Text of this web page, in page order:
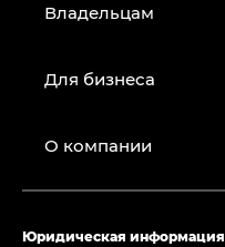
Владельцам
Для бизнеса
О компании
Юридическая информация